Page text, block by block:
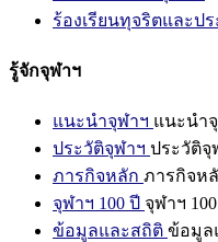
ร้องเรียนทุจริตและป
รู้จักจุฬาฯ
แนะนำจุฬาฯ แนะนำ
ประวัติจุฬาฯ ประวัติจุ
ภารกิจหลัก ภารกิจห
จุฬาฯ 100 ปี จุฬาฯ
ข้อมูลและสถิติ ข้อมูล